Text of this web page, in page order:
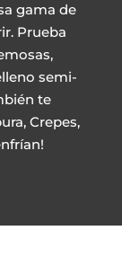
gama de
Prueba
semi-
te
Crepes,